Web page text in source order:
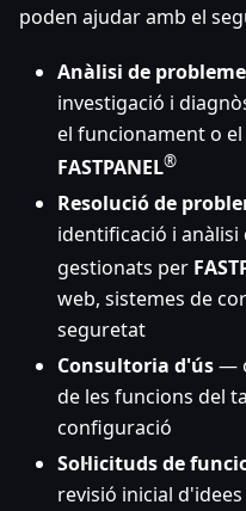
poden ajudar amb el
Anàlisi de
investigació i
el funcionament o
FASTPANEL®
Resolució de
identificació i anàlisi
gestionats per
web, sistemes de
seguretat
Consultoria d'ús—
de les funcions del
configuració
Sol·licituds de
revisió inicial